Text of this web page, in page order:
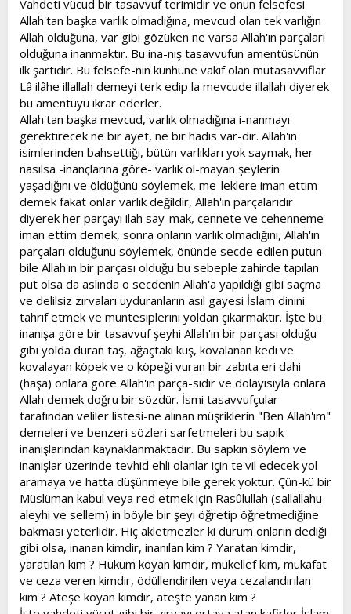
t
a
n
i
h
i
Vahdeti vücud bir tasavvuf terimidir ve onun felsefesi
Allah'tan başka varlık olmadığına, mevcud olan tek varlığın
Allah olduğuna, var gibi gözüken ne varsa Allah'ın parçaları
olduğuna inanmaktır. Bu ina-nış tasavvufun amentüsünün
ilk şartıdır. Bu felsefe-nin künhüne vakıf olan mutasavvıflar
Lâ ilâhe illallah demeyi terk edip la mevcude illallah diyerek
bu amentüyü ikrar ederler.
Allah'tan başka mevcud, varlık olmadığına i-nanmayı
gerektirecek ne bir ayet, ne bir hadis var-dır. Allah'ın
isimlerinden bahsettiği, bütün varlıkları yok saymak, her
nasılsa -inançlarına göre- varlık ol-mayan şeylerin
yaşadığını ve öldüğünü söylemek, me-leklere iman ettim
demek fakat onlar varlık değildir, Allah'ın parçalarıdır
diyerek her parçayı ilah say-mak, cennete ve cehenneme
iman ettim demek, sonra onların varlık olmadığını, Allah'ın
parçaları olduğunu söylemek, önünde secde edilen putun
bile Allah'ın bir parçası olduğu bu sebeple zahirde tapılan
put olsa da aslında o secdenin Allah'a yapıldığı gibi saçma
ve delilsiz zırvaları uyduranların asıl gayesi İslam dinini
tahrif etmek ve müntesiplerini yoldan çıkarmaktır. İşte bu
inanışa göre bir tasavvuf şeyhi Allah'ın bir parçası olduğu
gibi yolda duran taş, ağaçtaki kuş, kovalanan kedi ve
kovalayan köpek ve o köpeği vuran bir zabıta eri dahi
(haşa) onlara göre Allah'ın parça-sıdır ve dolayısıyla onlara
Allah demek doğru bir sözdür. İsmi tasavvufçular
tarafından veliler listesi-ne alınan müşriklerin "Ben Allah'ım"
demeleri ve benzeri sözleri sarfetmeleri bu sapık
inanışlarından kaynaklanmaktadır. Bu sapkın söylem ve
inanışlar üzerinde tevhid ehli olanlar için te'vil edecek yol
aramaya ve hatta düşünmeye bile gerek yoktur. Çün-kü bir
Müslüman kabul veya red etmek için Rasûlullah (sallallahu
aleyhi ve sellem) in böyle bir şeyi öğretip öğretmediğine
bakması yeterlidir. Hiç akletmezler ki durum onların dediği
gibi olsa, inanan kimdir, inanılan kim ? Yaratan kimdir,
yaratılan kim ? Hüküm koyan kimdir, mükellef kim, mükafat
ve ceza veren kimdir, ödüllendirilen veya cezalandırılan
kim ? Ateşe koyan kimdir, ateşte yanan kim ?